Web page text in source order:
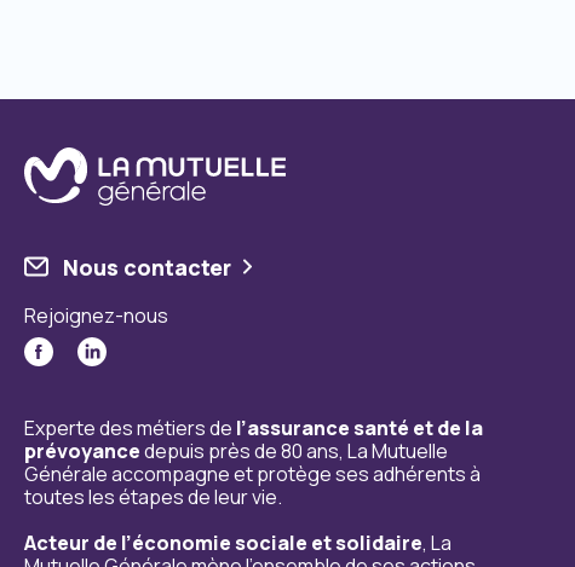
Nous contacter
Rejoignez-nous
Experte des métiers de l’assurance santé et de la
prévoyancedepuis près de 80 ans, La Mutuelle
Générale accompagne et protège ses adhérents à
toutes les étapes de leur vie.
Acteur de l’économie sociale et solidaire, La